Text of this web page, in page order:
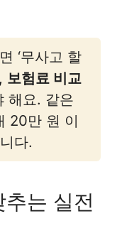
‘무사고 할
보험료 비교
해요. 같은
20만 원 이
다.
는 실전